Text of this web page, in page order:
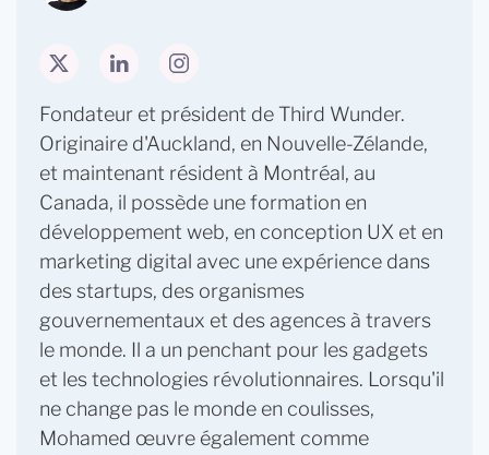
Fondateur et président de Third Wunder.
Originaire d'Auckland, en Nouvelle-Zélande,
et maintenant résident à Montréal, au
Canada, il possède une formation en
développement web, en conception UX et en
marketing digital avec une expérience dans
des startups, des organismes
gouvernementaux et des agences à travers
le monde. Il a un penchant pour les gadgets
et les technologies révolutionnaires. Lorsqu'il
ne change pas le monde en coulisses,
Mohamed œuvre également comme